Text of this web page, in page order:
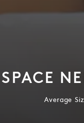
SPACE
Average